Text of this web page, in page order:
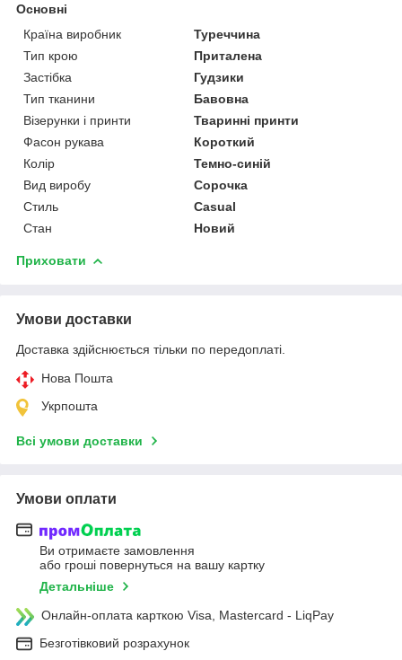
Основні
Країна виробник
Туреччина
Тип крою
Приталена
Застібка
Гудзики
Тип тканини
Бавовна
Візерунки і принти
Тваринні принти
Фасон рукава
Короткий
Колір
Темно-синій
Вид виробу
Сорочка
Стиль
Casual
Стан
Новий
Приховати
Умови доставки
Доставка здійснюється тільки по передоплаті.
Нова Пошта
Укрпошта
Всі умови доставки
Умови оплати
Ви отримаєте замовлення
або гроші повернуться на вашу картку
Детальніше
Онлайн-оплата карткою Visa, Mastercard - LiqPay
Безготівковий розрахунок